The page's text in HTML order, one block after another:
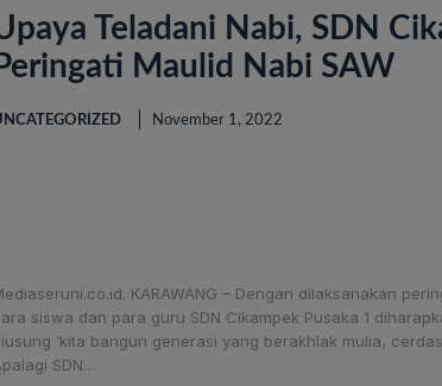
Teladani Nabi, SDN
Peringati Maulid Nabi SAW
November 1, 2022
KARAWANG – Dengan dilaksanakan
siswa dan para guru SDN Cikampek Pusaka 1
‘kita bangun generasi yang berakhlak mulia,
SDN…